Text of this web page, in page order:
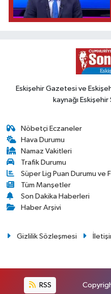
Eskişehir Gazetesi ve
kaynağı
Nöbetçi Eczaneler
Hava Durumu
Namaz Vakitleri
Trafik Durumu
Süper Lig Puan Durumu ve
Tüm Manşetler
Son Dakika Haberleri
Haber Arşivi
Gizlilik Sözleşmesi
RSS